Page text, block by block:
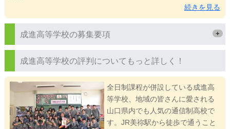
続きを見る
成進高等学校の募集要項 +
成進高等学校の評判についてもっと詳しく！
全日制課程が併設している成進高
等学校、地域の皆さんに愛される
山口県内でも人気の通信制高校で
す。JR美祢駅から徒歩で通うこと